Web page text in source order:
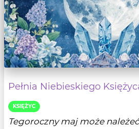
Pełnia Niebieskiego
KSIĘŻYC
Tegoroczny maj może